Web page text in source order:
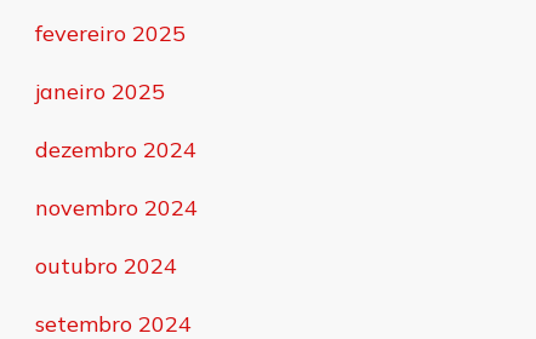
fevereiro 2025
janeiro 2025
dezembro 2024
novembro 2024
outubro 2024
setembro 2024